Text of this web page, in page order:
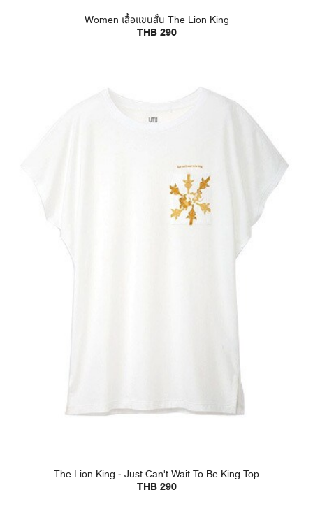
Women เสื้อแขนสั้น The Lion King
THB 290
The Lion King - Just Can't Wait To Be King Top
THB 290